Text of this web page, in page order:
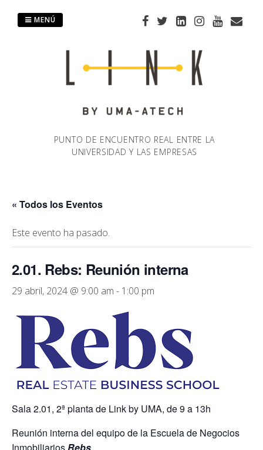
PUNTO DE ENCUENTRO REAL ENTRE LA
UNIVERSIDAD Y LAS EMPRESAS
MENÚ
« Todos los Eventos
Este evento ha pasado.
2.01. Rebs: Reunión interna
29 abril, 2024 @ 9:00 am - 1:00 pm
Sala 2.01, 2ª planta de Link by UMA, de 9 a 13h
Reunión interna del equipo de la Escuela de Negocios
InmobiliariosRebs